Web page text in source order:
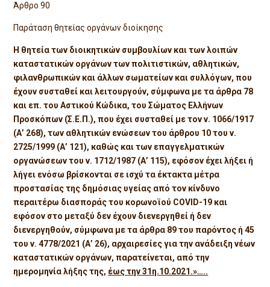
Άρθρο 90
Παράταση θητείας οργάνων διοίκησης
Η θητεία των διοικητικών συμβουλίων και των λοιπών
καταστατικών οργάνων των πολιτιστικών, αθλητικών,
φιλανθρωπικών και άλλων σωματείων και συλλόγων, που
έχουν συσταθεί και λειτουργούν, σύμφωνα με τα άρθρα 78
και επ. του Αστικού Κώδικα, του Σώματος Ελλήνων
Προσκόπων (Σ.Ε.Π.), που έχει συσταθεί με τον ν. 1066/1917
(Α’ 268), των αθλητικών ενώσεων του άρθρου 10 του ν.
2725/1999 (Α’ 121), καθώς και των επαγγελματικών
οργανώσεων του ν. 1712/1987 (Α’ 115), εφόσον έχει λήξει ή
λήγει ενόσω βρίσκονται σε ισχύ τα έκτακτα μέτρα
προστασίας της δημόσιας υγείας από τον κίνδυνο
περαιτέρω διασποράς του κορωνοϊού COVID-19 και
εφόσον στο μεταξύ δεν έχουν διενεργηθεί ή δεν
διενεργηθούν, σύμφωνα με τα άρθρα 89 του παρόντος ή 45
του ν. 4778/2021 (Α’ 26), αρχαιρεσίες για την ανάδειξη νέων
καταστατικών οργάνων, παρατείνεται, από την
ημερομηνία λήξης της, έως την 31η.10.2021.»…..